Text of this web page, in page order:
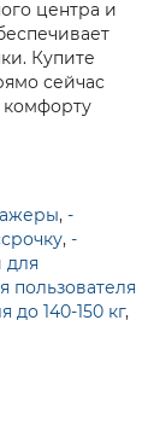
центра и
Купите
сейчас
, -
, -
для
пользователя
до 140-150 кг,